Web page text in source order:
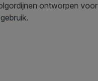
ontworpen